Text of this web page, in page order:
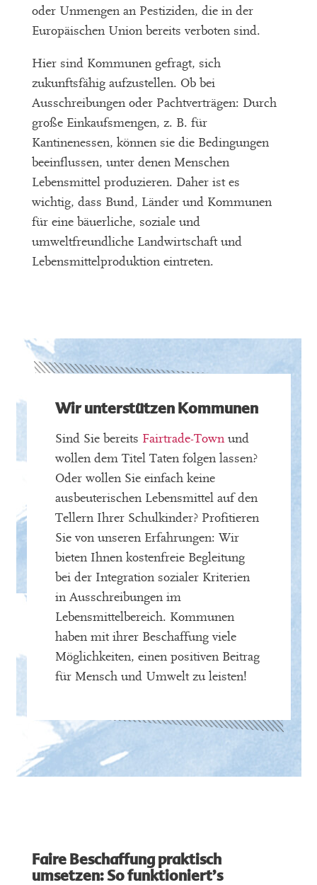
oder Unmengen an Pestiziden, die in der
Europäischen Union bereits verboten sind.
Hier sind Kommunen gefragt, sich
zukunftsfähig aufzustellen. Ob bei
Ausschreibungen oder Pachtverträgen: Durch
große Einkaufsmengen, z. B. für
Kantinenessen, können sie die Bedingungen
beeinflussen, unter denen Menschen
Lebensmittel produzieren. Daher ist es
wichtig, dass Bund, Länder und Kommunen
für eine bäuerliche, soziale und
umweltfreundliche Landwirtschaft und
Lebensmittelproduktion eintreten.
Wir unterstützen Kommunen
Sind Sie bereits Fairtrade-Townund
wollen dem Titel Taten folgen lassen?
Oder wollen Sie einfach keine
ausbeuterischen Lebensmittel auf den
Tellern Ihrer Schulkinder? Profitieren
Sie von unseren Erfahrungen: Wir
bieten Ihnen kostenfreie Begleitung
bei der Integration sozialer Kriterien
in Ausschreibungen im
Lebensmittelbereich. Kommunen
haben mit ihrer Beschaffung viele
Möglichkeiten, einen positiven Beitrag
für Mensch und Umwelt zu leisten!
Faire Beschaffung praktisch
umsetzen: So funktioniert’s